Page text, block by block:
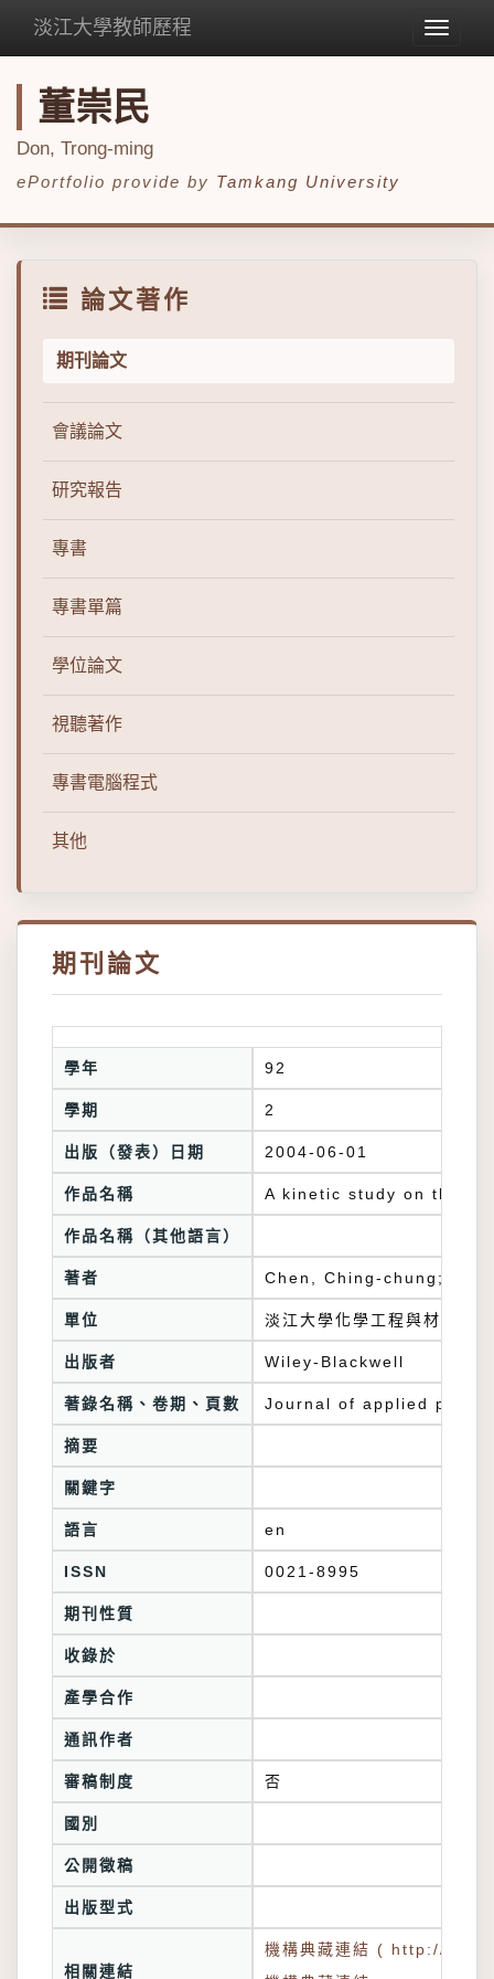
Toggle
淡江大學教師歷程
董崇民
Don, Trong-ming
ePortfolio provide by Tamkang University
論文著作
期刊論文
會議論文
研究報告
專書
專書單篇
學位論文
視聽著作
專書電腦程式
其他
期刊論文
學年 92
學期 2
出版（發表）日期 2004-06-01
作品名稱 A kinetic study on the
作品名稱（其他語言）
著者 Chen, Ching-chung; 董
單位 淡江大學化學工程與材料工
出版者 Wiley-Blackwell
著錄名稱、卷期、頁數 Journal of applied
摘要
關鍵字
語言 en
ISSN 0021-8995
期刊性質
收錄於
產學合作
通訊作者
審稿制度 否
國別
公開徵稿
出版型式
相關連結
機構典藏連結 ( http://